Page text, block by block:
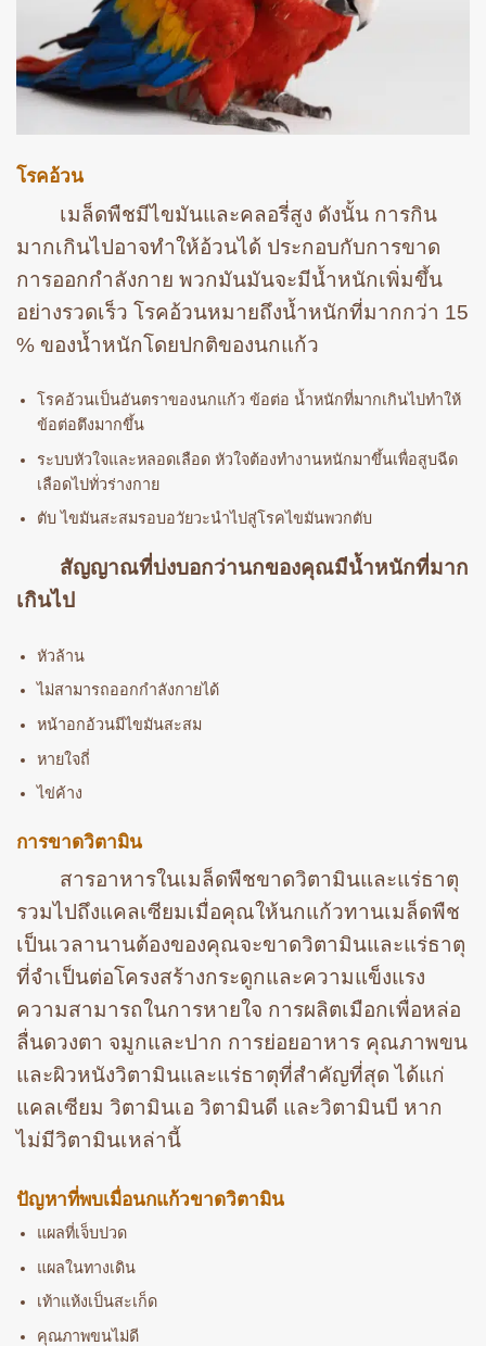
โรคอ้วน
เมล็ดพืชมีไขมันและคลอรี่สูง ดังนั้น การกิน
มากเกินไปอาจทำให้อ้วนได้ ประกอบกับการขาด
การออกกำลังกาย พวกมันมันจะมีน้ำหนักเพิ่มขึ้น
อย่างรวดเร็ว โรคอ้วนหมายถึงน้ำหนักที่มากกว่า 15
% ของน้ำหนักโดยปกติของนกแก้ว
โรคอ้วนเป็นอันตราของนกแก้ว ข้อต่อ น้ำหนักที่มากเกินไปทำให้
ข้อต่อตึงมากขึ้น
ระบบหัวใจและหลอดเลือด หัวใจต้องทำงานหนักมาขึ้นเพื่อสูบฉีด
เลือดไปทั่วร่างกาย
ตับ ไขมันสะสมรอบอวัยวะนำไปสู่โรคไขมันพวกตับ
สัญญาณที่บ่งบอกว่านกของคุณมีน้ำหนักที่มาก
เกินไป
หัวล้าน
ไม่สามารถออกกำลังกายได้
หน้าอกอ้วนมีไขมันสะสม
หายใจถี่
ไข่ค้าง
การขาดวิตามิน
สารอาหารในเมล็ดพืชขาดวิตามินและแร่ธาตุ
รวมไปถึงแคลเซียมเมื่อคุณให้นกแก้วทานเมล็ดพืช
เป็นเวลานานต้องของคุณจะขาดวิตามินและแร่ธาตุ
ที่จำเป็นต่อโครงสร้างกระดูกและความแข็งแรง
ความสามารถในการหายใจ การผลิตเมือกเพื่อหล่อ
ลื่นดวงตา จมูกและปาก การย่อยอาหาร คุณภาพขน
และผิวหนังวิตามินและแร่ธาตุที่สำคัญที่สุด ได้แก่
แคลเซียม วิตามินเอ วิตามินดี และวิตามินบี หาก
ไม่มีวิตามินเหล่านี้
ปัญหาที่พบเมื่อนกแก้วขาดวิตามิน
แผลที่เจ็บปวด
แผลในทางเดิน
เท้าแห้งเป็นสะเก็ด
คุณภาพขนไม่ดี